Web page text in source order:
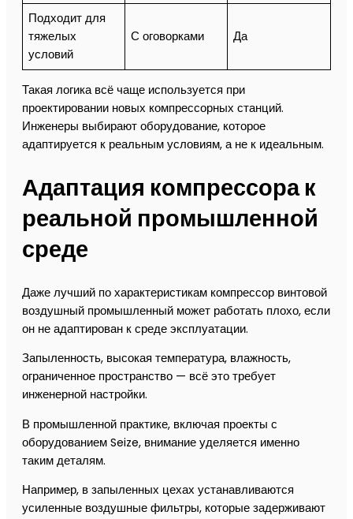
Подходит для
тяжелых
условий
С оговорками Да
Такая логика всё чаще используется при
проектировании новых компрессорных станций.
Инженеры выбирают оборудование, которое
адаптируется к реальным условиям, а не к идеальным.
Адаптация компрессора к
реальной промышленной
среде
Даже лучший по характеристикам компрессор винтовой
воздушный промышленный может работать плохо, если
он не адаптирован к среде эксплуатации.
Запыленность, высокая температура, влажность,
ограниченное пространство — всё это требует
инженерной настройки.
В промышленной практике, включая проекты с
оборудованием Seize, внимание уделяется именно
таким деталям.
Например, в запыленных цехах устанавливаются
усиленные воздушные фильтры, которые задерживают